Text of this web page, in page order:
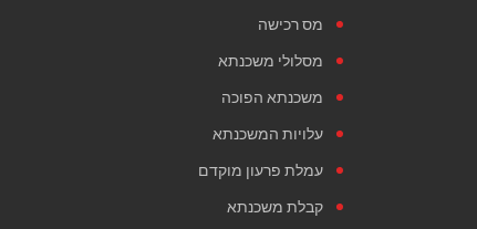
מס רכישה
מסלולי משכנתא
משכנתא הפוכה
עלויות המשכנתא
עמלת פרעון מוקדם
קבלת משכנתא